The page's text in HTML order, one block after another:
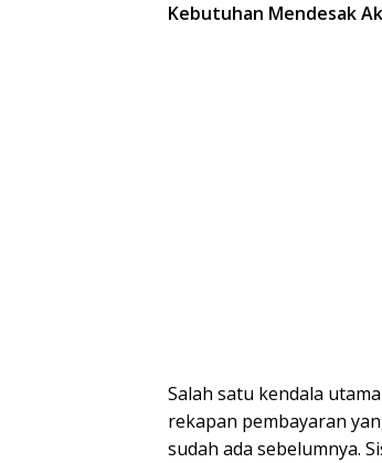
Kebutuhan Mendesak
Salah satu kendala
rekapan pembayaran
sudah ada sebelumnya.